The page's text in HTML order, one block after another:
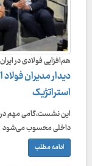
هم‌افزایی فولادی در ایران
دیدار مدیران
استراتژیک
این نشست،گامی مهم
داخلی محسوب می‌شود
ادامه مطلب